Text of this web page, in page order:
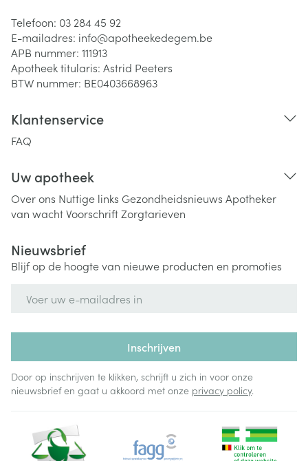
Telefoon: 03 284 45 92
E-mailadres: info@apotheekedegem.be
APB nummer: 111913
Apotheek titularis: Astrid Peeters
BTW nummer: BE0403668963
Klantenservice
FAQ
Uw apotheek
Over ons Nuttige links Gezondheidsnieuws Apotheker
van wachtVoorschriftZorgtarieven
Nieuwsbrief
Blijf op de hoogte van nieuwe producten en promoties
Inschrijven
Door op inschrijven te klikken, schrijft u zich in voor onze
nieuwsbrief en gaat u akkoord met onze privacy policy.